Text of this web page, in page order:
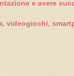
e avere
videogiochi,